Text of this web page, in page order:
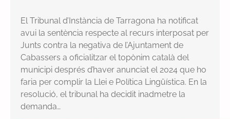
El Tribunal d’Instància de Tarragona ha notificat
avui la sentència respecte al recurs interposat per
Junts contra la negativa de l’Ajuntament de
Cabassers a oficialitzar el topònim català del
municipi després d’haver anunciat el 2024 que ho
faria per complir la Llei e Política Lingüística. En la
resolució, el tribunal ha decidit inadmetre la
demanda…